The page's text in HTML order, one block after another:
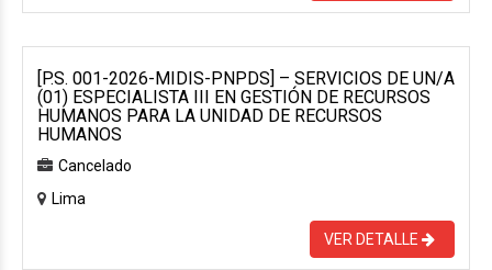
[P.S. 001-2026-MIDIS-PNPDS] – SERVICIOS DE UN/A
(01) ESPECIALISTA III EN GESTIÓN DE RECURSOS
HUMANOS PARA LA UNIDAD DE RECURSOS
HUMANOS
Cancelado
Lima
VER DETALLE